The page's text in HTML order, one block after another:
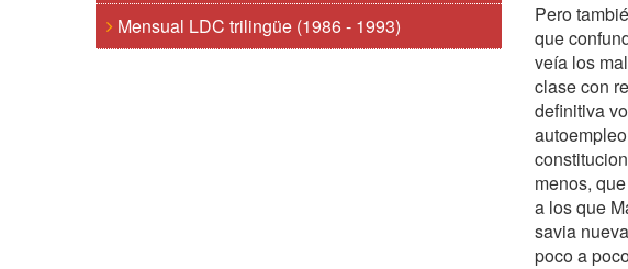
Mensual LDC trilingüe (1986 - 1993)
Pero
que
veía los
clase con
definitiva
menos,
a los que
savia
poco a